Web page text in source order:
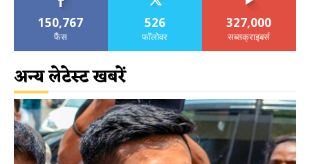
150,767
फैंस
526
फॉलोवर
327,000
सब्सक्राइबर्स
अन्य लेटेस्ट खबरें